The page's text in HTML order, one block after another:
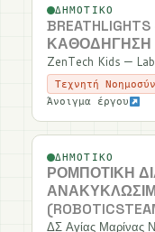
ΔΗΜΟΤΙΚΌ
ZenTech Kids —
Τεχνητή
Άνοιγμα έργου
ΔΗΜΟΤΙΚΌ
ΡΟΜΠΟΤΙΚΉ
ΔΣ Αγίας Μαρίνας